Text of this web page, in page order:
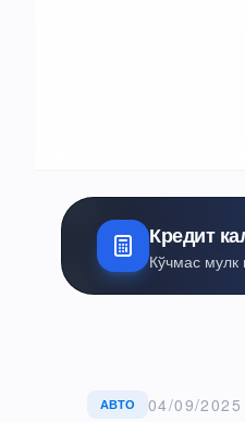
Кредит
Кўчмас
АВТО 04/09/2025